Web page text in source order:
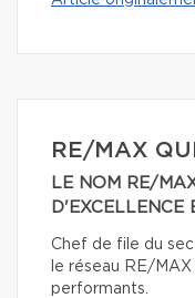
RE/MAX
LE NOM RE/
D'EXCELLENCE
Chef de file du
le réseau RE/
performants.